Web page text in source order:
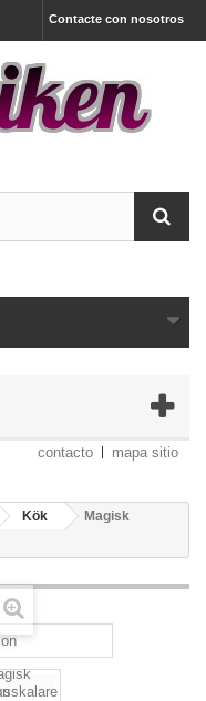
Contacte con nosotros
contacto mapa sitio
Kök
Magisk